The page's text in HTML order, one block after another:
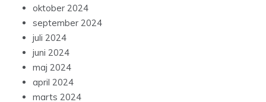
oktober 2024
september 2024
juli 2024
juni 2024
maj 2024
april 2024
marts 2024